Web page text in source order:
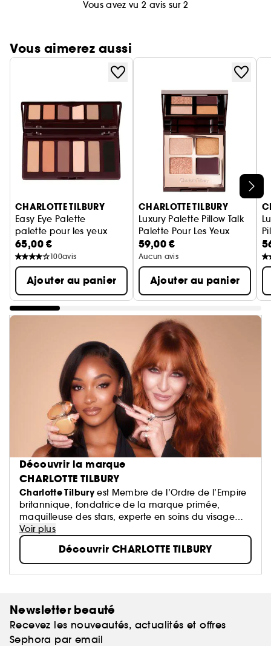
Vous avez vu 2 avis sur 2
Vous aimerez aussi
CHARLOTTE TILBURY
Easy Eye Palette
palette pour les yeux
65,00 €
100avis
Ajouter au panier
CHARLOTTE TILBURY
Luxury Palette Pillow Talk
Palette Pour Les Yeux
59,00 €
Aucun avis
Ajouter au panier
Découvrir la marque
CHARLOTTE TILBURY
Charlotte Tilburyest Membre de l’Ordre de l’Empire
britannique, fondatrice de la marque primée,
maquilleuse des stars, experte en soins du visage
performants + créatrice de parfums innovants !
Voir plus
Découvrir CHARLOTTE TILBURY
Newsletter beauté
Recevez les nouveautés, actualités et offres
Sephora par email